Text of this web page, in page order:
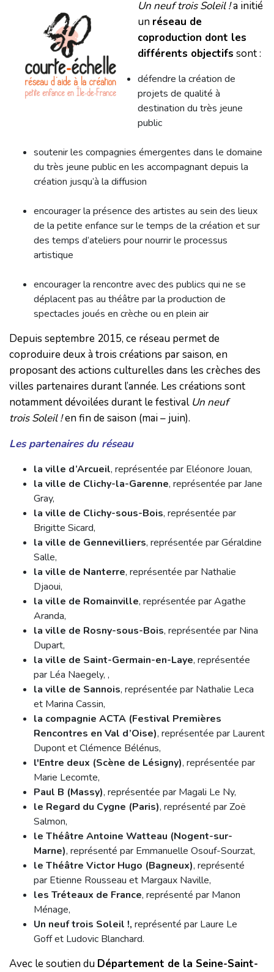
Un neuf trois Soleil !a initié
un réseau de
coproduction dont les
différents objectifs sont :
défendre la création de
projets de qualité à
destination du très jeune
public
soutenir les compagnies émergentes dans le domaine
du très jeune public en les accompagnant depuis la
création jusqu’à la diffusion
encourager la présence des artistes au sein des lieux
de la petite enfance sur le temps de la création et sur
des temps d’ateliers pour nourrir le processus
artistique
encourager la rencontre avec des publics qui ne se
déplacent pas au théâtre par la production de
spectacles joués en crèche ou en plein air
Depuis septembre 2015, ce réseau permet de
coproduire deux à trois créations par saison, en
proposant des actions culturelles dans les crèches des
villes partenaires durant l’année. Les créations sont
notamment dévoilées durant le festival Un neuf
trois Soleil !en fin de saison (mai – juin).
Les partenaires du réseau
la ville d’Arcueil, représentée par Eléonore Jouan,
la ville de Clichy-la-Garenne, représentée par Jane
Gray,
la ville de Clichy-sous-Bois, représentée par
Brigitte Sicard,
la ville de Gennevilliers, représentée par Géraldine
Salle,
la ville de Nanterre, représentée par Nathalie
Djaoui,
la ville de Romainville, représentée par Agathe
Aranda,
la ville de Rosny-sous-Bois, représentée par Nina
Dupart,
la ville de Saint-Germain-en-Laye, représentée
par Léa Naegely, ,
la ville de Sannois, représentée par Nathalie Leca
et Marina Cassin,
la compagnie ACTA (Festival Premières
Rencontres en Val d’Oise), représentée par Laurent
Dupont et Clémence Bélénus,
l'Entre deux (Scène de Lésigny), représentée par
Marie Lecomte,
Paul B (Massy), représentée par Magali Le Ny,
le Regard du Cygne (Paris), représenté par Zoë
Salmon,
le Théâtre Antoine Watteau (Nogent-sur-
Marne), représenté par Emmanuelle Osouf-Sourzat,
le Théâtre Victor Hugo (Bagneux), représenté
par Etienne Rousseau et Margaux Naville,
les Tréteaux de France, représenté par Manon
Ménage,
Un neuf trois Soleil !, représenté par Laure Le
Goff et Ludovic Blanchard.
Avec le soutien du Département de la Seine-Saint-